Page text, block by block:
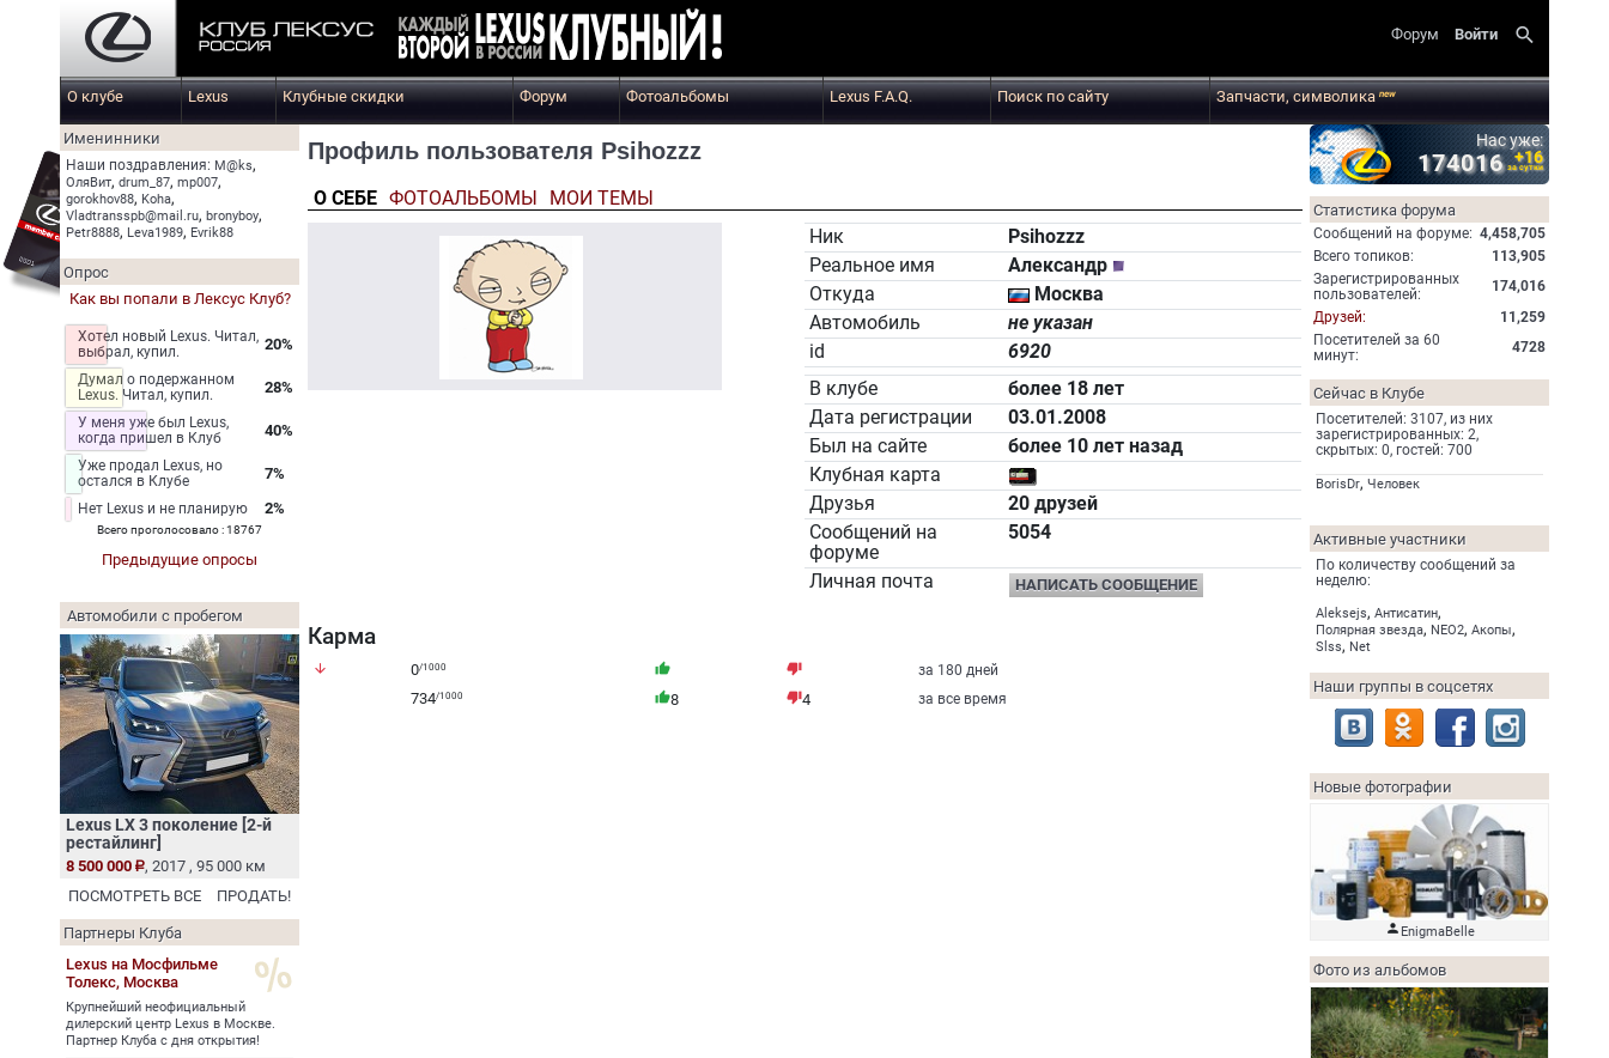
Форум Войти search
О клубе Lexus Клубные скидки Форум Фотоальбомы Lexus F.A.Q. Поиск по сайту Запчасти, символикаnew
Именинники
Наши поздравления: M@ks,
ОляВит, drum_87, mp007,
gorokhov88, Koha,
Vladtransspb@mail.ru, bronyboy,
Petr8888, Leva1989, Evrik88
Опрос
Как вы попали в Лексус Клуб?
Хотел новый Lexus. Читал,
выбрал, купил.
20%
Думал о подержанном
Lexus. Читал, купил.
28%
У меня уже был Lexus,
когда пришел в Клуб
40%
Уже продал Lexus, но
остался в Клубе
7%
Нет Lexus и не планирую 2%
Всего проголосовало : 18767
Предыдущие опросы
Автомобили с пробегом
Lexus LX 3 поколение [2-й
рестайлинг]
8 500 000
, 2017 , 95 000 км
ПОСМОТРЕТЬ ВСЕ
ПРОДАТЬ!
Партнеры Клуба
Lexus на Мосфильме
Толекс, Москва
Крупнейший неофициальный
дилерский центр Lexus в Москве.
Партнер Клуба с дня открытия!
Профиль пользователя Psihozzz
О СЕБЕ ФОТОАЛЬБОМЫ
МОИ ТЕМЫ
Ник
Psihozzz
Реальное имя
Александр
Откуда
Москва
Автомобиль
не указан
id
6920
В клубе
более 18 лет
Дата регистрации
03.01.2008
Был на сайте
более 10 лет назад
Клубная карта
Друзья
20 друзей
Сообщений на
форуме
5054
Личная почта НАПИСАТЬ СООБЩЕНИЕ
Карма
arrow_downward 0/1000 thumb_up thumb_down за 180 дней
734/1000 thumb_up8 thumb_down4 за все время
Нас уже:
174016 +16
за сутки
Статистика форума
Cообщений на форуме: 4,458,705
Всего топиков:
113,905
Зарегистрированных
пользователей:
174,016
Друзей:
11,259
Посетителей за 60
минут:
4728
Сейчас в Клубе
Посетителей: 3107, из них
зарегистрированных: 2,
скрытых: 0, гостей: 700
BorisDr, Человек
Активные участники
По количеству сообщений за
неделю:
Aleksejs, Антисатин,
Полярная звезда, NEO2, Акопы,
Slss, Net
Наши группы в соцсетях
Новые фотографии
 EnigmaBelle
Фото из альбомов